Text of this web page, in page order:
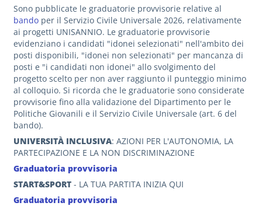
Sono pubblicate le graduatorie provvisorie relative al
bando per il Servizio Civile Universale 2026, relativamente
ai progetti UNISANNIO. Le graduatorie provvisorie
evidenziano i candidati "idonei selezionati" nell'ambito dei
posti disponibili, "idonei non selezionati" per mancanza di
posti e "i candidati non idonei" allo svolgimento del
progetto scelto per non aver raggiunto il punteggio minimo
al colloquio. Si ricorda che le graduatorie sono considerate
provvisorie fino alla validazione del Dipartimento per le
Politiche Giovanili e il Servizio Civile Universale (art. 6 del
bando).
UNIVERSITÀ INCLUSIVA: AZIONI PER L'AUTONOMIA, LA
PARTECIPAZIONE E LA NON DISCRIMINAZIONE
Graduatoria provvisoria
START&SPORT - LA TUA PARTITA INIZIA QUI
Graduatoria provvisoria